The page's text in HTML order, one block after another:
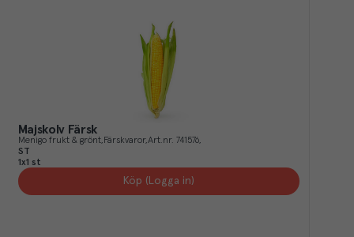
Majskolv Färsk
Menigo frukt & grönt Färskvaror Art.nr. 741576
ST
1x1 st
Köp (Logga in)